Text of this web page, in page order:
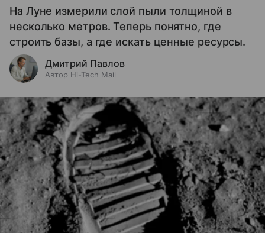
На Луне измерили слой пыли толщиной в
несколько метров. Теперь понятно, где
строить базы, а где искать ценные ресурсы.
Дмитрий Павлов
Автор Hi-Tech Mail